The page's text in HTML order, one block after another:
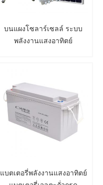
บนแผงโซลาร์เซลล์ ระบบ
พลังงานแสงอาทิตย์
แบตเตอรี่พลังงานแสงอาทิตย์